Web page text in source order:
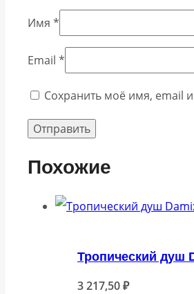
Имя *
Email *
Сохранить моё имя, email
Похожие
Тропический душ
3 217,50₽